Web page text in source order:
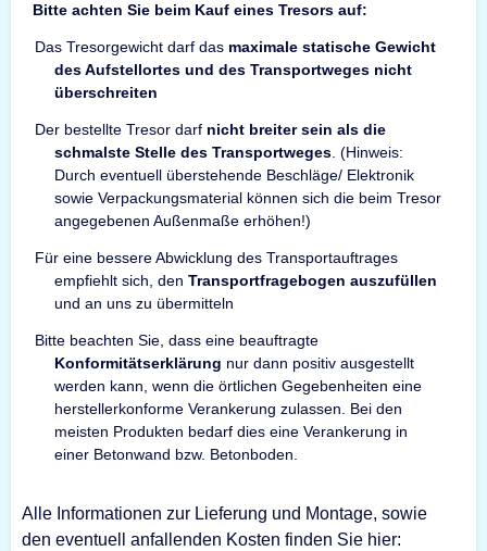
Bitte achten Sie beim Kauf eines Tresors auf:
Das Tresorgewicht darf das maximale statische Gewicht
des Aufstellortes und des Transportweges nicht
überschreiten
Der bestellte Tresor darf nicht breiter sein als die
schmalste Stelle des Transportweges. (Hinweis:
Durch eventuell überstehende Beschläge/ Elektronik
sowie Verpackungsmaterial können sich die beim Tresor
angegebenen Außenmaße erhöhen!)
Für eine bessere Abwicklung des Transportauftrages
empfiehlt sich, den Transportfragebogen auszufüllen
und an uns zu übermitteln
Bitte beachten Sie, dass eine beauftragte
Konformitätserklärung nur dann positiv ausgestellt
werden kann, wenn die örtlichen Gegebenheiten eine
herstellerkonforme Verankerung zulassen. Bei den
meisten Produkten bedarf dies eine Verankerung in
einer Betonwand bzw. Betonboden.
Alle Informationen zur Lieferung und Montage, sowie
den eventuell anfallenden Kosten finden Sie hier: